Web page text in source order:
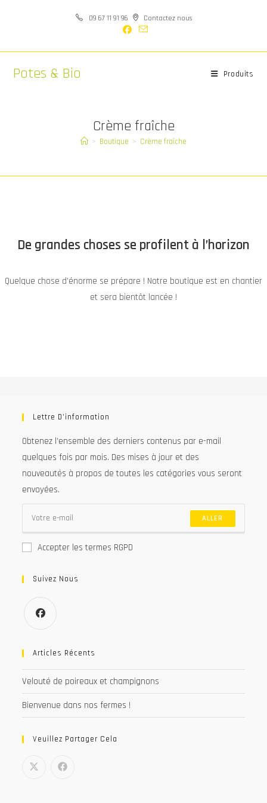
09 67 11 91 96 Contactez nous
Potes & Bio Produits
Crème fraîche
> Boutique > Crème fraîche
De grandes choses se profilent à l’horizon
Quelque chose d’énorme se prépare ! Notre boutique est en chantier
et sera bientôt lancée !
Lettre D’information
Obtenez l’ensemble des derniers contenus par e-mail
quelques fois par mois. Des mises à jour et des
nouveautés à propos de toutes les catégories vous seront
envoyées.
ALLER
Accepter les termes RGPD
Suivez Nous
dans
nouvel
onglet
Articles Récents
Velouté de poireaux et champignons
Bienvenue dans nos fermes !
Veuillez Partager Cela